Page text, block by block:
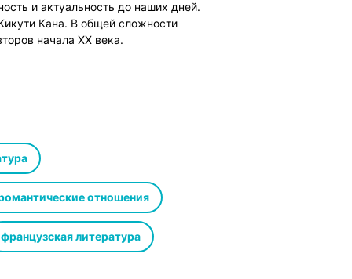
и актуальность до наших дней.
Кана. В общей сложности
начала XX века.
отношения
французская литература